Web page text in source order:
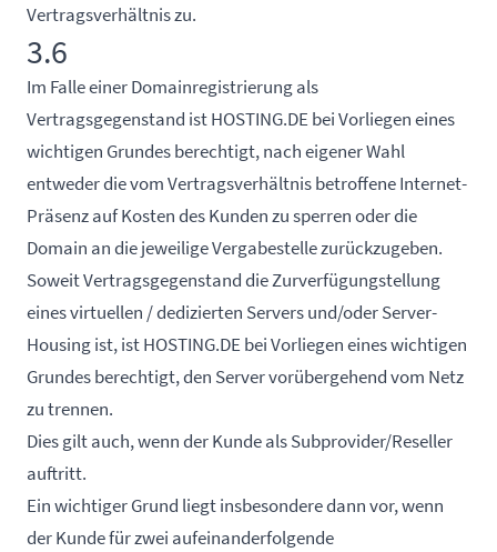
Vertragsverhältnis zu.
3.6
Im Falle einer Domainregistrierung als
Vertragsgegenstand ist HOSTING.DE bei Vorliegen eines
wichtigen Grundes berechtigt, nach eigener Wahl
entweder die vom Vertragsverhältnis betroffene Internet-
Präsenz auf Kosten des Kunden zu sperren oder die
Domain an die jeweilige Vergabestelle zurückzugeben.
Soweit Vertragsgegenstand die Zurverfügungstellung
eines virtuellen / dedizierten Servers und/oder Server-
Housing ist, ist HOSTING.DE bei Vorliegen eines wichtigen
Grundes berechtigt, den Server vorübergehend vom Netz
zu trennen.
Dies gilt auch, wenn der Kunde als Subprovider/Reseller
auftritt.
Ein wichtiger Grund liegt insbesondere dann vor, wenn
der Kunde für zwei aufeinanderfolgende